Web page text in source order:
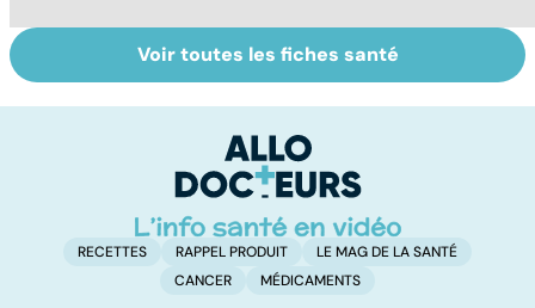
comprendre la
Tout savoir sur
les infections
Voir toutes les fiches santé
RECETTES RAPPEL PRODUIT
LE MAG DE LA SANTÉ
CANCER
MÉDICAMENTS